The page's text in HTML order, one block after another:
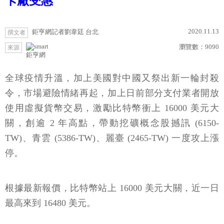
撰文者 鉅亨網記者劉韋廷 台北 2020.11.13
來源
鉅亨網
瀏覽數： 9090
全球疫情升溫，加上美國對中國又祭出新一輪封殺
令，市場避險情緒再起，加上日前部分支付業者開放
使用虛擬貨幣交易，激勵比特幣衝上 16000 美元大
關，創逾 2 年高點，帶動挖礦概念股撼訊 (6150-
TW)、青雲 (5386-TW)、麗臺 (2465-TW) 一度攻上漲
停。
根據最新報價，比特幣站上 16000 美元大關，近一日
最高來到 16480 美元。